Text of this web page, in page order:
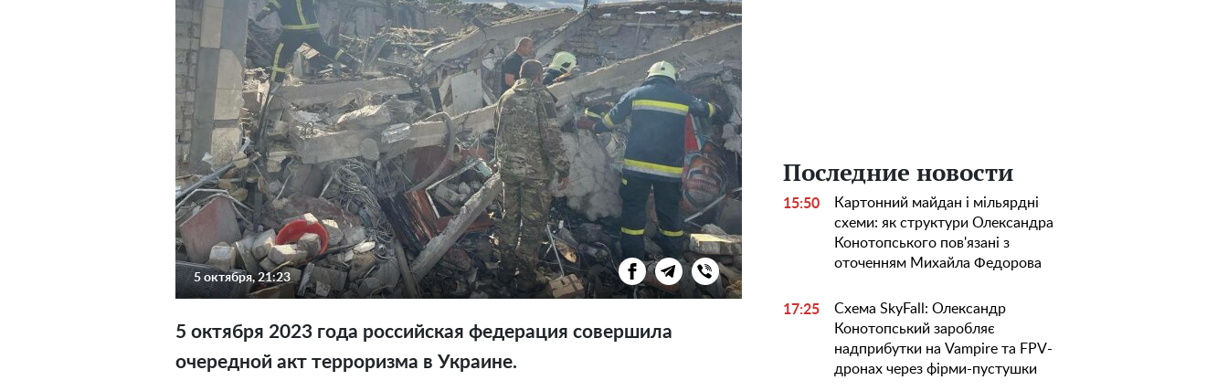
5 октября, 21:23
5 октября 2023 года российская федерация совершила
очередной акт терроризма в Украине.
Последние новости
15:50
Картонний майдан і мільярдні
схеми: як структури Олександра
Конотопського пов'язані з
оточенням Михайла Федорова
17:25
Схема SkyFall: Олександр
Конотопський заробляє
надприбутки на Vampire та FPV-
дронах через фірми-пустушки